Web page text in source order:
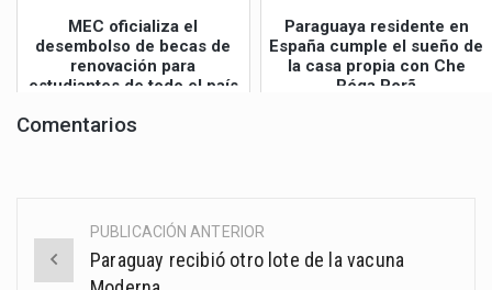
MEC oficializa el
desembolso de becas de
renovación para
estudiantes de todo el país
Paraguaya residente en
España cumple el sueño de
la casa propia con Che
Róga Porã
Comentarios
Post
navigation
PUBLICACIÓN ANTERIOR
Paraguay recibió otro lote de la vacuna